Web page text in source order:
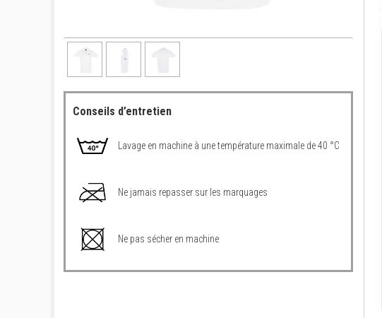
Conseils d’entretien
Lavage en machine à une température maximale de 40 °C
Ne jamais repasser sur les marquages
Ne pas sécher en machine